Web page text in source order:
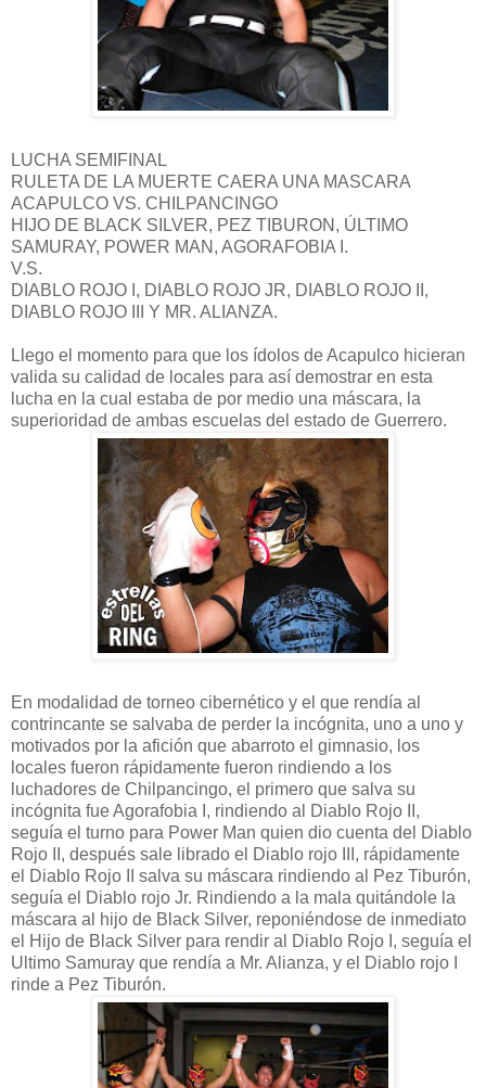
LUCHA SEMIFINAL
RULETA DE LA MUERTE CAERA UNA MASCARA
ACAPULCO VS. CHILPANCINGO
HIJO DE BLACK SILVER, PEZ TIBURON, ÚLTIMO
SAMURAY, POWER MAN, AGORAFOBIA I.
V.S.
DIABLO ROJO I, DIABLO ROJO JR, DIABLO ROJO II,
DIABLO ROJO III Y MR. ALIANZA.
Llego el momento para que los ídolos de Acapulco hicieran
valida su calidad de locales para así demostrar en esta
lucha en la cual estaba de por medio una máscara, la
superioridad de ambas escuelas del estado de Guerrero.
En modalidad de torneo cibernético y el que rendía al
contrincante se salvaba de perder la incógnita, uno a uno y
motivados por la afición que abarroto el gimnasio, los
locales fueron rápidamente fueron rindiendo a los
luchadores de Chilpancingo, el primero que salva su
incógnita fue Agorafobia I, rindiendo al Diablo Rojo II,
seguía el turno para Power Man quien dio cuenta del Diablo
Rojo II, después sale librado el Diablo rojo III, rápidamente
el Diablo Rojo II salva su máscara rindiendo al Pez Tiburón,
seguía el Diablo rojo Jr. Rindiendo a la mala quitándole la
máscara al hijo de Black Silver, reponiéndose de inmediato
el Hijo de Black Silver para rendir al Diablo Rojo I, seguía el
Ultimo Samuray que rendía a Mr. Alianza, y el Diablo rojo I
rinde a Pez Tiburón.